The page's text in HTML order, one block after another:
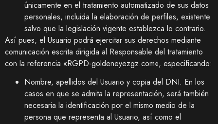
únicamente en el tratamiento automatizado de sus datos
personales, incluida la elaboración de perfiles, existente
salvo que la legislación vigente establezca lo contrario.
Así pues, el Usuario podrá ejercitar sus derechos mediante
comunicación escrita dirigida al Responsable del tratamiento
con la referencia «RGPD-goldeneyezgz.com«, especificando:
Nombre, apellidos del Usuario y copia del DNI. En los
casos en que se admita la representación, será también
necesaria la identificación por el mismo medio de la
persona que representa al Usuario, así como el